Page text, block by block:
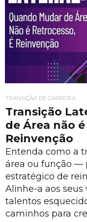
TRANSIÇÃO DE CARREIRA
Transição
de Área não
Reinvenção
Entenda como a
área ou função —
estratégico de
Alinhe-a aos seus
talentos
caminhos para